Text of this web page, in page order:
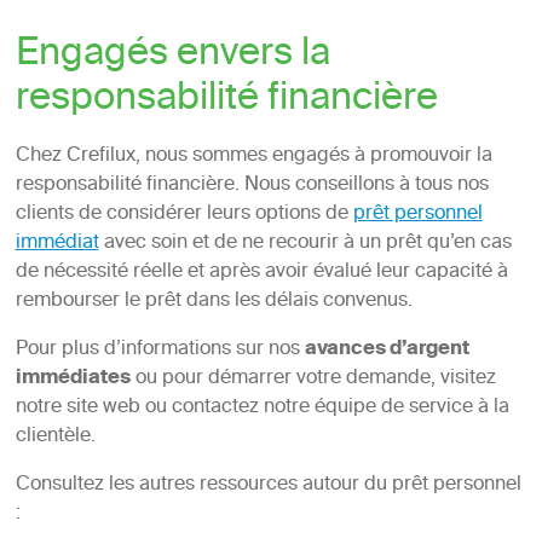
Engagés envers la
responsabilité financière
Chez Crefilux, nous sommes engagés à promouvoir la
responsabilité financière. Nous conseillons à tous nos
clients de considérer leurs options deprêt personnel
immédiatavec soin et de ne recourir à un prêt qu’en cas
de nécessité réelle et après avoir évalué leur capacité à
rembourser le prêt dans les délais convenus.
Pour plus d’informations sur nosavances d’argent
immédiatesou pour démarrer votre demande, visitez
notre site web ou contactez notre équipe de service à la
clientèle.
Consultez les autres ressources autour du prêt personnel
: